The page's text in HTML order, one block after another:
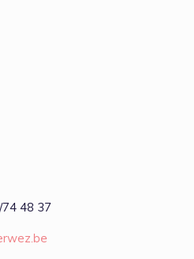
74 48 37